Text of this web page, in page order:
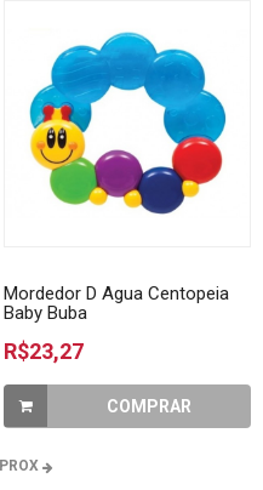
Mordedor D Agua Centopeia
Baby Buba
R$23,27
COMPRAR
PROX